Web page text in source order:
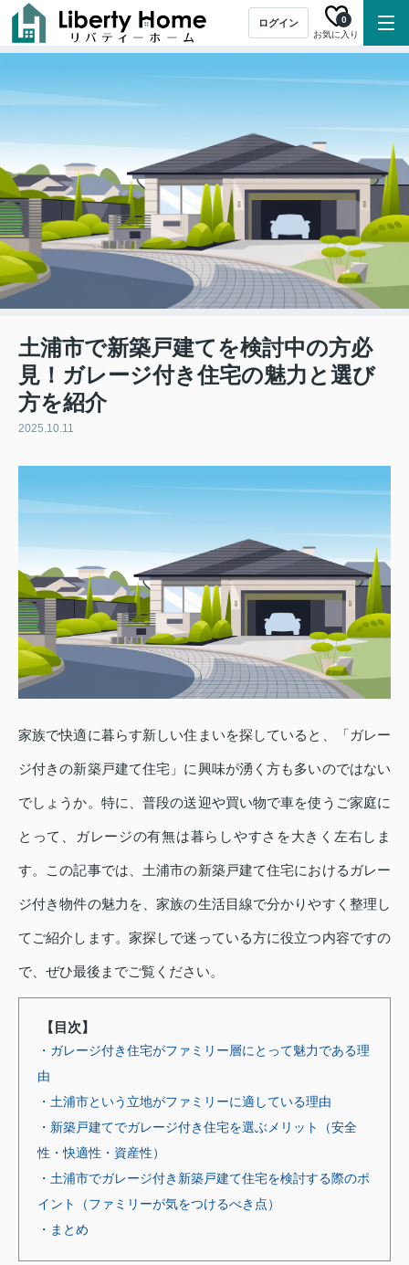
ログイン
お気に入り
0
土浦市で新築戸建てを検討中の方必
見！ガレージ付き住宅の魅力と選び
方を紹介
2025.10.11
家族で快適に暮らす新しい住まいを探していると、「ガレー
ジ付きの新築戸建て住宅」に興味が湧く方も多いのではない
でしょうか。特に、普段の送迎や買い物で車を使うご家庭に
とって、ガレージの有無は暮らしやすさを大きく左右しま
す。この記事では、土浦市の新築戸建て住宅におけるガレー
ジ付き物件の魅力を、家族の生活目線で分かりやすく整理し
てご紹介します。家探しで迷っている方に役立つ内容ですの
で、ぜひ最後までご覧ください。
【目次】
・ガレージ付き住宅がファミリー層にとって魅力である理
由
・土浦市という立地がファミリーに適している理由
・新築戸建てでガレージ付き住宅を選ぶメリット（安全
性・快適性・資産性）
・土浦市でガレージ付き新築戸建て住宅を検討する際のポ
イント（ファミリーが気をつけるべき点）
・まとめ